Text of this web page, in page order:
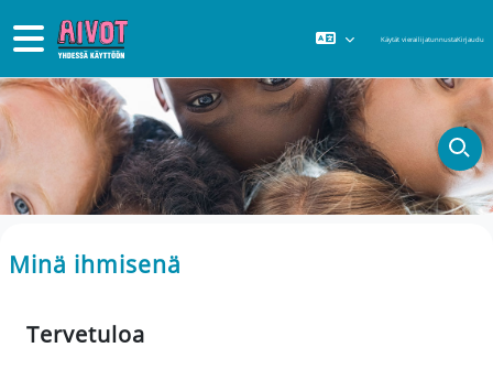
Sivupaneeli Käytät vierailijatunnustaKirjaudu
Minä ihmisenä
Tervetuloa